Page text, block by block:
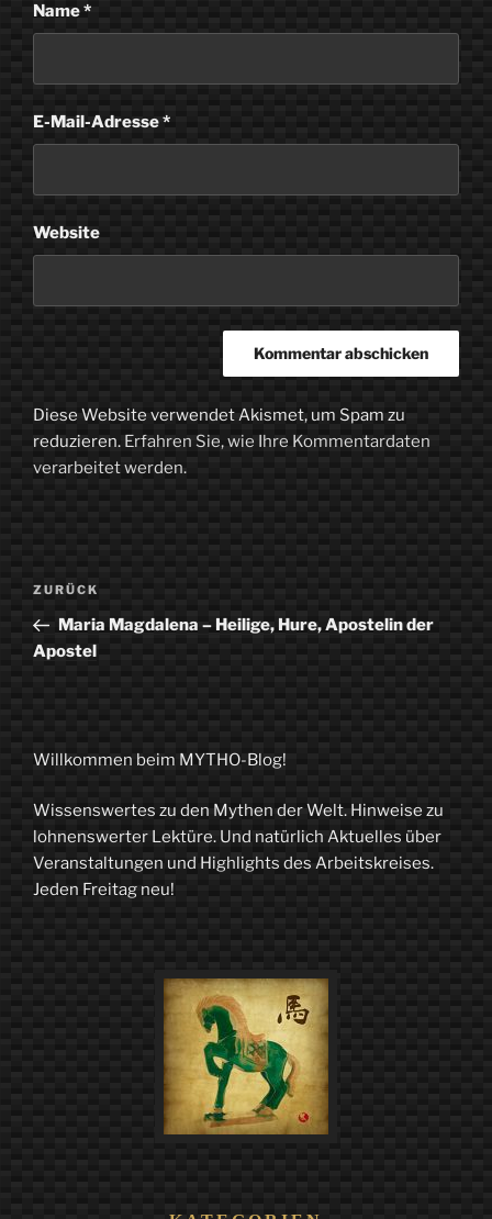
Name*
E-Mail-Adresse*
Website
Diese Website verwendet Akismet, um Spam zu
reduzieren. Erfahren Sie, wie Ihre Kommentardaten
verarbeitet werden.
Beitragsnavigation
Vorheriger
Beitrag
ZURÜCK
Maria Magdalena – Heilige, Hure, Apostelin der
Apostel
Willkommen beim MYTHO-Blog!
Wissenswertes zu den Mythen der Welt. Hinweise zu
lohnenswerter Lektüre. Und natürlich Aktuelles über
Veranstaltungen und Highlights des Arbeitskreises.
Jeden Freitag neu!